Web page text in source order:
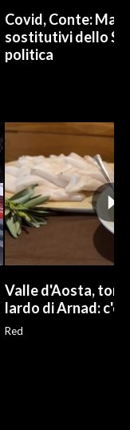
Covid, Conte: Mai
sostitutivi dello
politica
Valle d'Aosta,
lardo di Arnad: c'è
Red